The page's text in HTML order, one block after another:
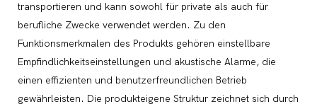
transportieren und kann sowohl für private als auch für
berufliche Zwecke verwendet werden. Zu den
Funktionsmerkmalen des Produkts gehören einstellbare
Empfindlichkeitseinstellungen und akustische Alarme, die
einen effizienten und benutzerfreundlichen Betrieb
gewährleisten. Die produkteigene Struktur zeichnet sich durch